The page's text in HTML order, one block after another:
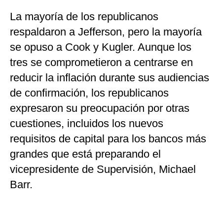
La mayoría de los republicanos
respaldaron a Jefferson, pero la mayoría
se opuso a Cook y Kugler. Aunque los
tres se comprometieron a centrarse en
reducir la inflación durante sus audiencias
de confirmación, los republicanos
expresaron su preocupación por otras
cuestiones, incluidos los nuevos
requisitos de capital para los bancos más
grandes que está preparando el
vicepresidente de Supervisión, Michael
Barr.